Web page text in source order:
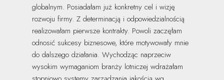
globalnym. Posiadałam już konkretny cel i wizję
rozwoju firmy. Z determinacją i odpowiedzialnością
realizowałam pierwsze kontrakty. Powoli zaczęłam
odnosić sukcesy biznesowe, które motywowały mnie
do dalszego działania. Wychodząc naprzeciw
wysokim wymaganiom branży lotniczej wdrażałam